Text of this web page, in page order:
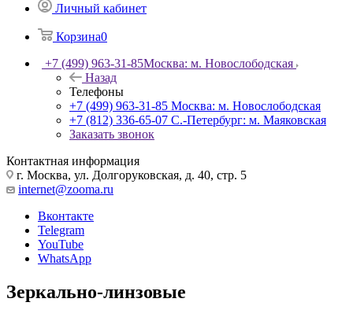
Личный кабинет
Корзина0
+7 (499) 963-31-85Москва: м. Новослободская
Назад
Телефоны
+7 (499) 963-31-85 Москва: м. Новослободская
+7 (812) 336-65-07 С.-Петербург: м. Маяковская
Заказать звонок
Контактная информация
г. Москва, ул. Долгоруковская, д. 40, стр. 5
internet@zooma.ru
Вконтакте
Telegram
YouTube
WhatsApp
Зеркально-линзовые